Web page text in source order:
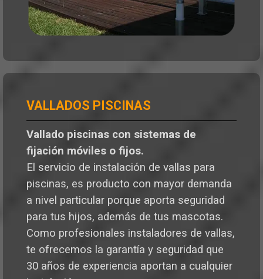
VALLADOS PISCINAS
Vallado piscinas con sistemas de
fijación móviles o fijos.
El servicio de instalación de vallas para
piscinas, es producto con mayor demanda
a nivel particular porque aporta seguridad
para tus hijos, además de tus mascotas.
Como profesionales instaladores de vallas,
te ofrecemos la garantía y seguridad que
30 años de experiencia aportan a cualquier